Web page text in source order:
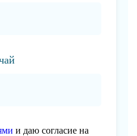
и даю согласие на